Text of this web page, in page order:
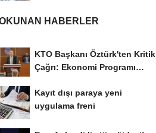
HABERLER
KTO Başkanı Öztürk'ten Kritik
Çağrı: Ekonomi Programı
Kayıt dışı paraya yeni
uygulama freni